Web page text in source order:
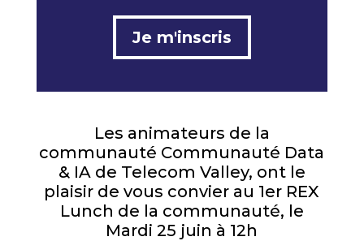
Je m'inscris
Les animateurs de la
communauté Communauté Data
& IA de Telecom Valley, ont le
plaisir de vous convier au 1er REX
Lunch de la communauté, le
Mardi 25 juin à 12h